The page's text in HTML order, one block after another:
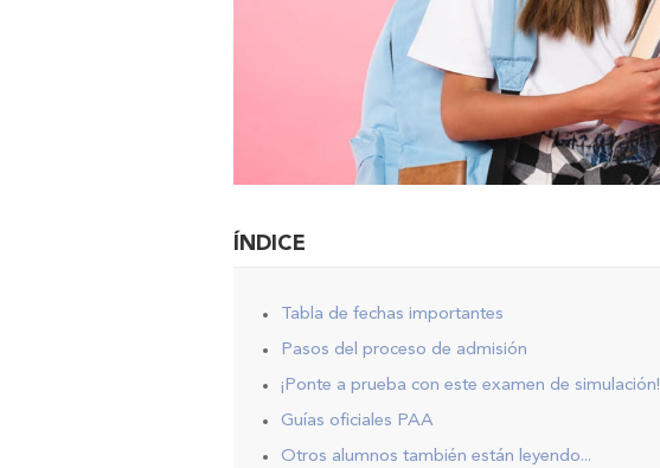
ÍNDICE
Tabla de fechas importantes
Pasos del proceso de admisión
¡Ponte a prueba con este examen de simulación!
Guías oficiales PAA
Otros alumnos también están leyendo...